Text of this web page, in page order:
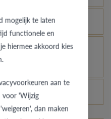
Comfort Fit ?
palladium encore
?
ils chaque jour ?
mogelijk te laten
functionele en
hiermee akkoord kies
aan te
voor 'Wijzig
dan maken